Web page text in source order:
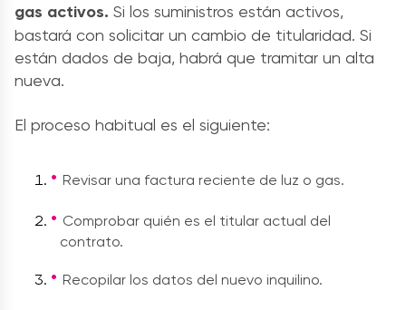
gas activos. Si los suministros están activos,
bastará con solicitar un cambio de titularidad. Si
están dados de baja, habrá que tramitar un alta
nueva.
El proceso habitual es el siguiente:
Revisar una factura reciente de luz o gas.
Comprobar quién es el titular actual del
contrato.
Recopilar los datos del nuevo inquilino.